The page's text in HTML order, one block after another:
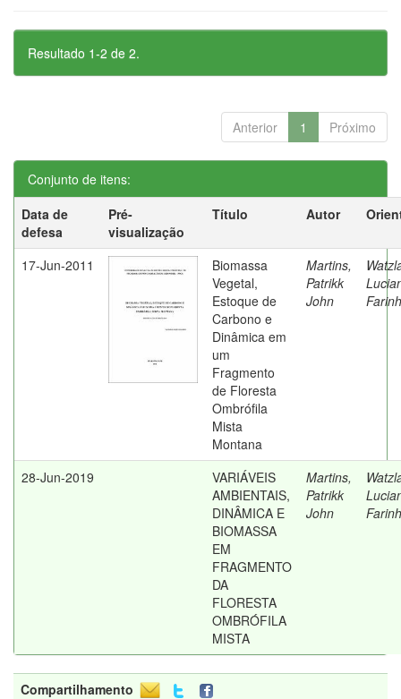
Resultado 1-2 de 2.
Anterior 1 Próximo
Conjunto de itens:
Data de
defesa
Pré-
visualização
Título Autor
17-Jun-2011
Biomassa
Vegetal,
Estoque de
Carbono e
Dinâmica em
um
Fragmento
de Floresta
Ombrófila
Mista
Montana
Martins,
Patrikk
John
28-Jun-2019
VARIÁVEIS
AMBIENTAIS,
DINÂMICA E
BIOMASSA
EM
FRAGMENTO
DA
FLORESTA
OMBRÓFILA
MISTA
Martins,
Patrikk
John
Compartilhamento